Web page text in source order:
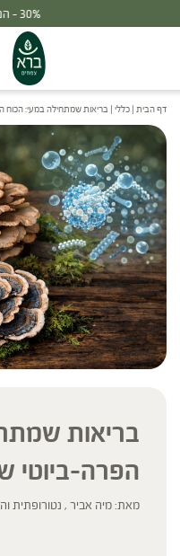
דף הבית | כללי | בריאות שמתחילה במעי: הכוח
בריאות
הפרה-ביוטי
מאת: מיה אביר , נטורופתית